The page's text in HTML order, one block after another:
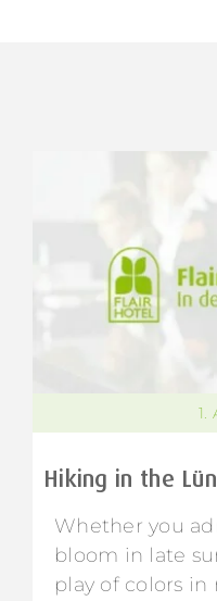
1.
Hiking in the
Whether you
bloom in late
play of colors